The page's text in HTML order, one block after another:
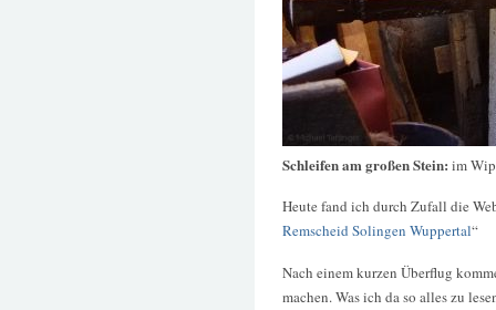
Schleifen am großen Stein: im
Heute fand ich durch Zufall die
Remscheid Solingen Wuppertal“
Nach einem kurzen Überflug
machen. Was ich da so alles zu